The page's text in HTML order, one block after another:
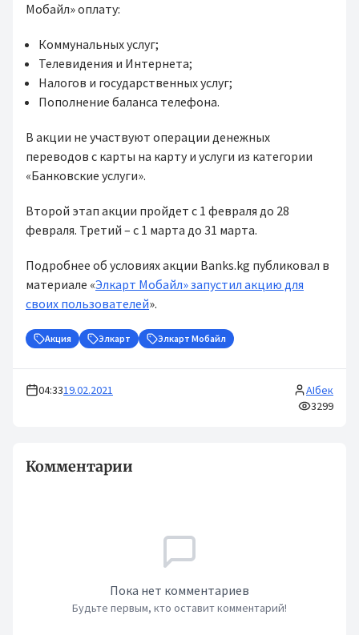
Мобайл» оплату:
Коммунальных услуг;
Телевидения и Интернета;
Налогов и государственных услуг;
Пополнение баланса телефона.
В акции не участвуют операции денежных
переводов с карты на карту и услуги из категории
«Банковские услуги».
Второй этап акции пройдет с 1 февраля до 28
февраля. Третий – с 1 марта до 31 марта.
Подробнее об условиях акции Banks.kg публиковал в
материале «Элкарт Мобайл» запустил акцию для
своих пользователей».
Акция Элкарт Элкарт Мобайл
04:3319.02.2021
AIбек
3299
Комментарии
Пока нет комментариев
Будьте первым, кто оставит комментарий!